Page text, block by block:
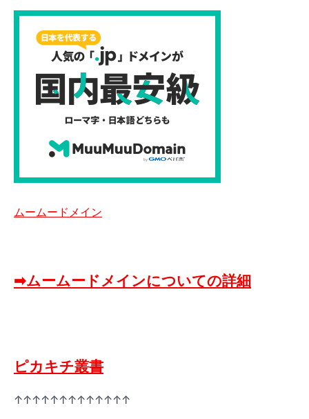
ムームードメイン
➡ムームードメインについての詳細
ピカキチ叢書
↑↑↑↑↑↑↑↑↑↑↑↑↑